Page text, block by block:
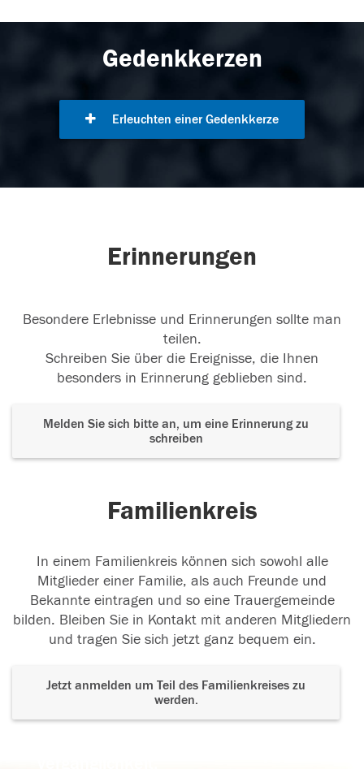
Gedenkkerzen
Erleuchten einer Gedenkkerze
Erinnerungen
Besondere Erlebnisse und Erinnerungen sollte man
teilen.
Schreiben Sie über die Ereignisse, die Ihnen
besonders in Erinnerung geblieben sind.
Melden Sie sich bitte an, um eine Erinnerung zu
schreiben
Familienkreis
In einem Familienkreis können sich sowohl alle
Mitglieder einer Familie, als auch Freunde und
Bekannte eintragen und so eine Trauergemeinde
bilden. Bleiben Sie in Kontakt mit anderen Mitgliedern
und tragen Sie sich jetzt ganz bequem ein.
Jetzt anmelden um Teil des Familienkreises zu
werden.